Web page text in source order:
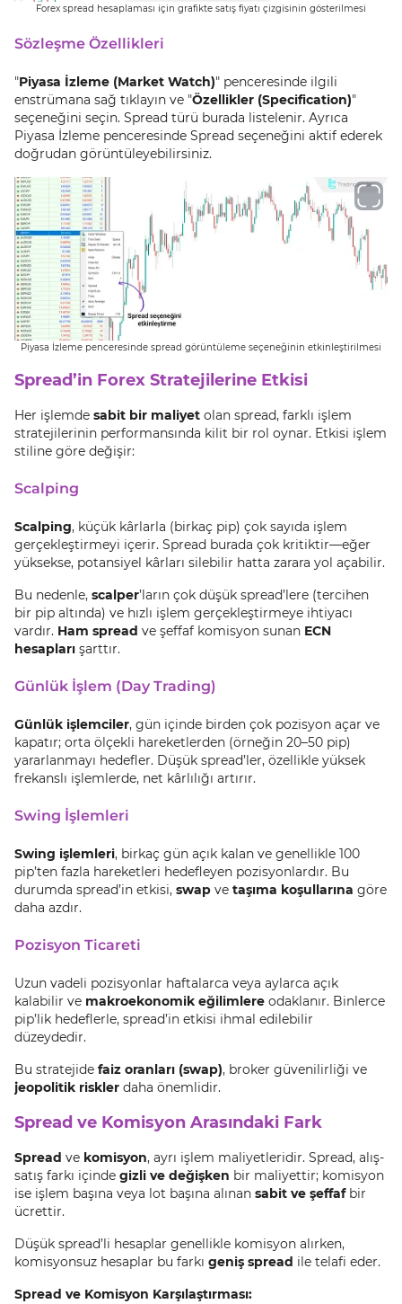
Forex spread hesaplaması için grafikte satış fiyatı çizgisinin gösterilmesi
Sözleşme Özellikleri
"Piyasa İzleme (Market Watch)" penceresinde ilgili
enstrümana sağ tıklayın ve "Özellikler (Specification)"
seçeneğini seçin. Spread türü burada listelenir. Ayrıca
Piyasa İzleme penceresinde Spread seçeneğini aktif ederek
doğrudan görüntüleyebilirsiniz.
Piyasa İzleme penceresinde spread görüntüleme seçeneğinin etkinleştirilmesi
Spread’in Forex Stratejilerine Etkisi
Her işlemde sabit bir maliyet olan spread, farklı işlem
stratejilerinin performansında kilit bir rol oynar. Etkisi işlem
stiline göre değişir:
Scalping
Scalping, küçük kârlarla (birkaç pip) çok sayıda işlem
gerçekleştirmeyi içerir. Spread burada çok kritiktir—eğer
yüksekse, potansiyel kârları silebilir hatta zarara yol açabilir.
Bu nedenle, scalper’ların çok düşük spread’lere (tercihen
bir pip altında) ve hızlı işlem gerçekleştirmeye ihtiyacı
vardır. Ham spread ve şeffaf komisyon sunan ECN
hesapları şarttır.
Günlük İşlem (Day Trading)
Günlük işlemciler, gün içinde birden çok pozisyon açar ve
kapatır; orta ölçekli hareketlerden (örneğin 20–50 pip)
yararlanmayı hedefler. Düşük spread’ler, özellikle yüksek
frekanslı işlemlerde, net kârlılığı artırır.
Swing İşlemleri
Swing işlemleri, birkaç gün açık kalan ve genellikle 100
pip’ten fazla hareketleri hedefleyen pozisyonlardır. Bu
durumda spread’in etkisi, swap ve taşıma koşullarına göre
daha azdır.
Pozisyon Ticareti
Uzun vadeli pozisyonlar haftalarca veya aylarca açık
kalabilir ve makroekonomik eğilimlere odaklanır. Binlerce
pip’lik hedeflerle, spread’in etkisi ihmal edilebilir
düzeydedir.
Bu stratejide faiz oranları (swap), broker güvenilirliği ve
jeopolitik riskler daha önemlidir.
Spread ve Komisyon Arasındaki Fark
Spread ve komisyon, ayrı işlem maliyetleridir. Spread, alış-
satış farkı içinde gizli ve değişken bir maliyettir; komisyon
ise işlem başına veya lot başına alınan sabit ve şeffafbir
ücrettir.
Düşük spread’li hesaplar genellikle komisyon alırken,
komisyonsuz hesaplar bu farkı geniş spread ile telafi eder.
Spread ve Komisyon Karşılaştırması: